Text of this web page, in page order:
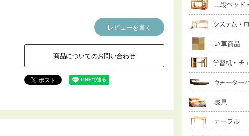
レビューを書く
商品についてのお問い合わせ